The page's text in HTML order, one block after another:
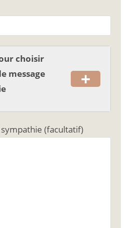
choisir
message
+
(facultatif)